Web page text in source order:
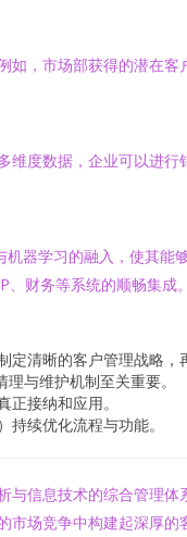
，市场部获得的潜在
度数据，企业可以进
器学习的融入，使其
财务等系统的顺畅集成。
清晰的客户管理战略，
与维护机制至关重要。
正接纳和应用。
续优化流程与功能。
信息技术的综合管理
场竞争中构建起深厚的